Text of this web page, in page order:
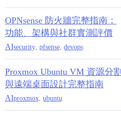
OPNsense 防火牆完整指南：
功能、架構與社群實測評價
AIsecurity pfsense devops
Proxmox Ubuntu VM 資源分割
與遠端桌面設計完整指南
AIproxmox ubuntu